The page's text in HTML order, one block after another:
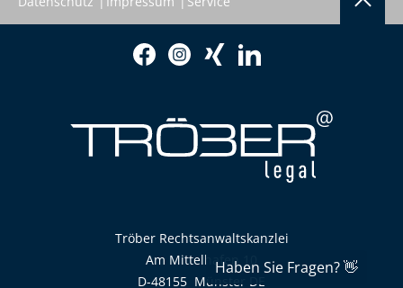
Tröber Rechtsanwaltskanzlei
Am Mittelhafen 10
D-48155 Münster DE